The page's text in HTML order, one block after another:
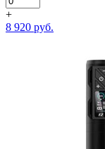
+
8 920 руб.